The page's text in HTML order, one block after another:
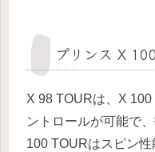
プリンス X
X 98 TOURは、X
ントロールが可能で
100 TOURはスピン